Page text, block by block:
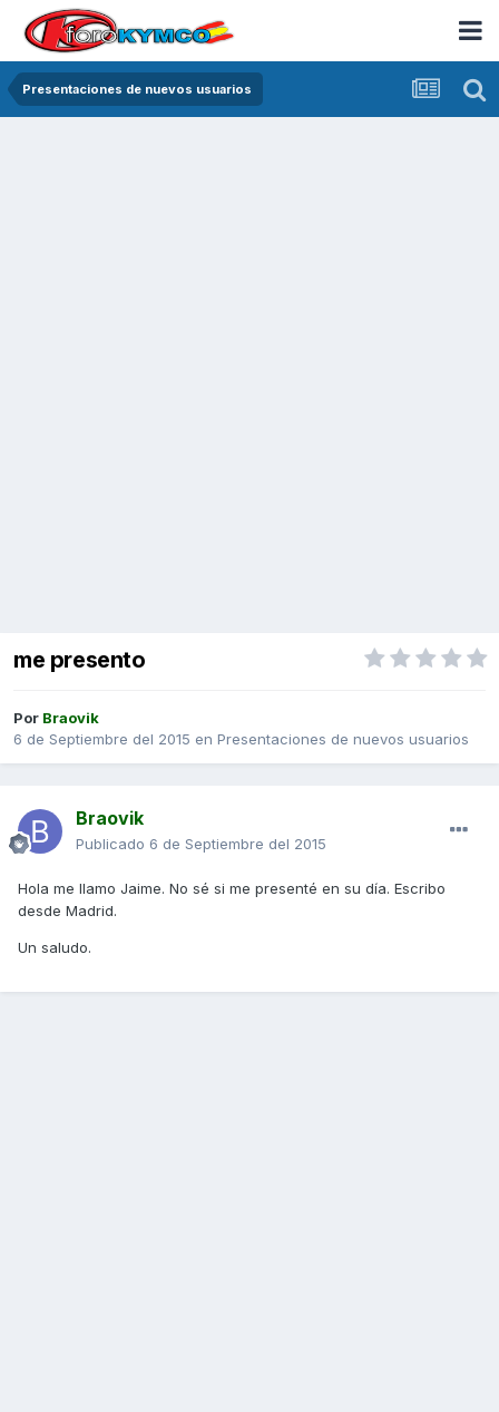
Presentaciones de nuevos usuarios
me presento
Por Braovik
6 de Septiembre del 2015 en Presentaciones de nuevos usuarios
Braovik
Publicado 6 de Septiembre del 2015
Hola me llamo Jaime. No sé si me presenté en su día. Escribo
desde Madrid.
Un saludo.